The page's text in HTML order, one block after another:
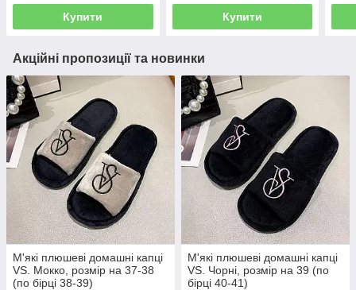
Купити Купити
Акційні пропозиції та новинки
М'які плюшеві домашні капці
VS. Мокко, розмір на 37-38
(по бірці 38-39)
М'які плюшеві домашні капці
VS. Чорні, розмір на 39 (по
бірці 40-41)